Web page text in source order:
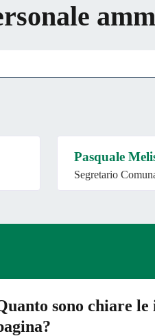
Pasquale
Segretario
sono chiare